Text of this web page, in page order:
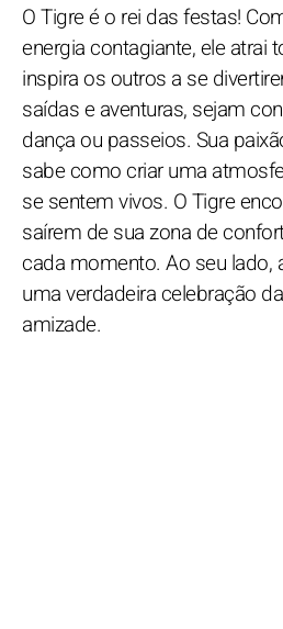
O Tigre é o rei das festas!
energia contagiante, ele atrai
inspira os outros a se
saídas e aventuras, sejam
dança ou passeios. Sua
sabe como criar uma
se sentem vivos. O Tigre
saírem de sua zona de
cada momento. Ao seu lado,
uma verdadeira celebração
amizade.